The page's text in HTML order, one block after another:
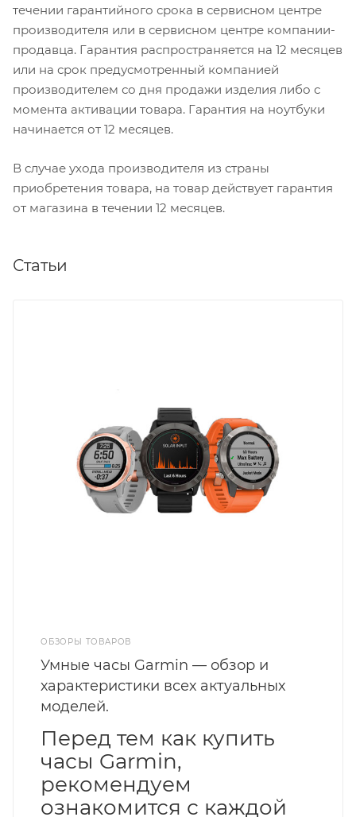
течении гарантийного срока в сервисном центре
производителя или в сервисном центре компании-
продавца. Гарантия распространяется на 12 месяцев
или на срок предусмотренный компанией
производителем со дня продажи изделия либо с
момента активации товара. Гарантия на ноутбуки
начинается от 12 месяцев.
В случае ухода производителя из страны
приобретения товара, на товар действует гарантия
от магазина в течении 12 месяцев.
Статьи
ОБЗОРЫ ТОВАРОВ
Умные часы Garmin — обзор и
характеристики всех актуальных
моделей.
Перед тем как купить
часы Garmin,
рекомендуем
ознакомится с каждой